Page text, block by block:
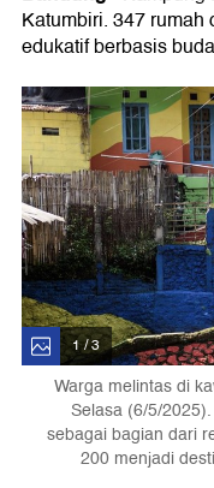
Katumbiri. 347
edukatif berbasis
1 / 3
Warga melintas di
Selasa (6/5/
sebagai bagian dari
200 menjadi